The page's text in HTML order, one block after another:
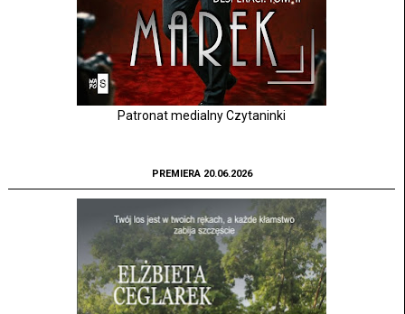
Patronat medialny Czytaninki
PREMIERA 20.06.2026